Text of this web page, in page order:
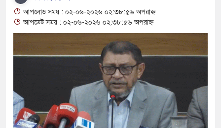
ধরতে গিয়ে পানিতে ডুবে শিশুর মৃত্যু
ইয়াবা-গাঁজাসহ দুই মাদক কারবারী গ্রেপ্তার
৩ মাদক কারবারি গ্রেপ্তার, আড়াই কেজি গাঁজা
কাজেম শাহ, আট ঘণ্টা বিমানে অপেক্ষার পর
আপলোড সময় : ০২-০৬-২০২৬ ০২:৩৮:৫৬ অপরাহ্ন
আপডেট সময় : ০২-০৬-২০২৬ ০২:৩৮:৫৬ অপরাহ্ন